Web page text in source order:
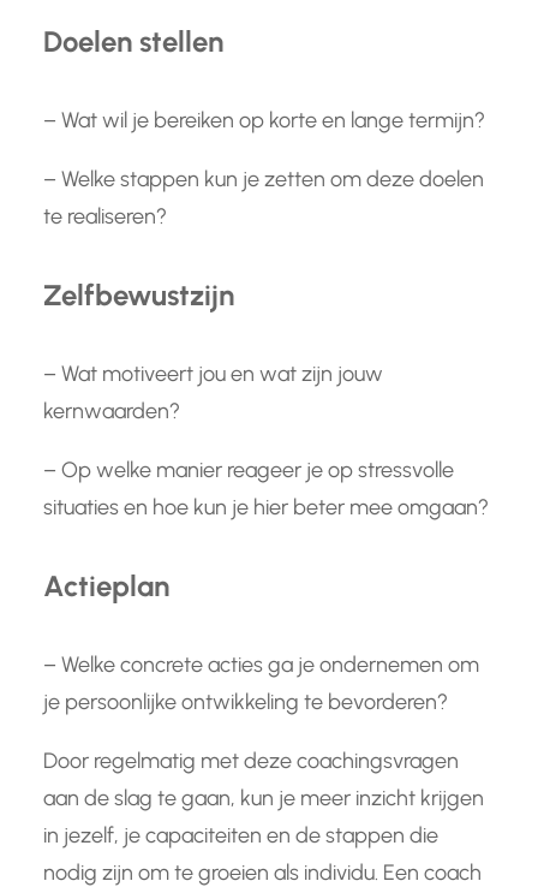
Doelen stellen
– Wat wil je bereiken op korte en lange termijn?
– Welke stappen kun je zetten om deze doelen
te realiseren?
Zelfbewustzijn
– Wat motiveert jou en wat zijn jouw
kernwaarden?
– Op welke manier reageer je op stressvolle
situaties en hoe kun je hier beter mee omgaan?
Actieplan
– Welke concrete acties ga je ondernemen om
je persoonlijke ontwikkeling te bevorderen?
Door regelmatig met deze coachingsvragen
aan de slag te gaan, kun je meer inzicht krijgen
in jezelf, je capaciteiten en de stappen die
nodig zijn om te groeien als individu. Een coach